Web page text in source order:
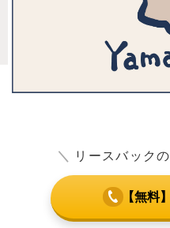
＼ リースバック
【無料